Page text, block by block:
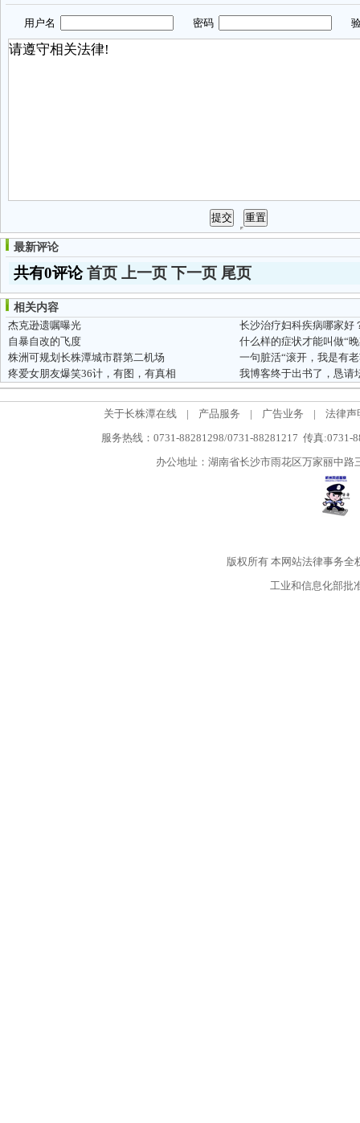
用户名 密码 验
最新评论
共有0评论首页 上一页 下一页 尾页
相关内容
杰克逊遗嘱曝光
长沙治疗妇科疾病哪家好
自暴自改的飞度
什么样的症状才能叫做“
株洲可规划长株潭城市群第二机场
一句脏活“滚开，我是有
疼爱女朋友爆笑36计，有图，有真相
我博客终于出书了，恳请
关于长株潭在线 | 产品服务 | 广告业务 |
法律声
服务热线：0731-88281298/0731-88281217 传真:0731-
办公地址：湖南省长沙市雨花区万家丽中
版权所有本网站法律事务全
工业和信息化部批